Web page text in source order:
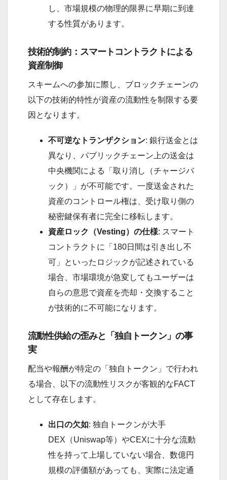
し、市場規模の物理的限界に早期に到達
する性質があります。
技術的制約：スマートコントラクトによる
資産制御
スキームへの参加に際し、ブロックチェーンの
以下の技術的特性が資産の流動性を制限する要
因となります。
不可逆なトランザクション: 銀行送金とは
異なり、パブリックチェーン上の送金は
中央機関による「取り消し（チャージバ
ック）」が不可能です。一度送金された
資産のコントロール権は、受け取り側の
秘密鍵保有者に完全に移転します。
資産ロック（Vesting）の仕様: スマート
コントラクトに「180日間は引き出し不
可」といったロジックが記述されている
場合、市場環境が急変してもユーザーは
自らの意思で資産を売却・交換すること
が技術的に不可能になります。
流動性供給の歪みと「独自トークン」の事
実
配当や報酬が特定の「独自トークン」で行われ
る場合、以下の流動性リスクが客観的なFACT
として存在します。
出口の欠如: 独自トークンが大手
DEX（Uniswap等）やCEXに十分な流動
性を持って上場していない場合、数億円
規模の評価額があっても、実際に法定通